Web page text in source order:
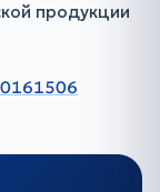
продукции